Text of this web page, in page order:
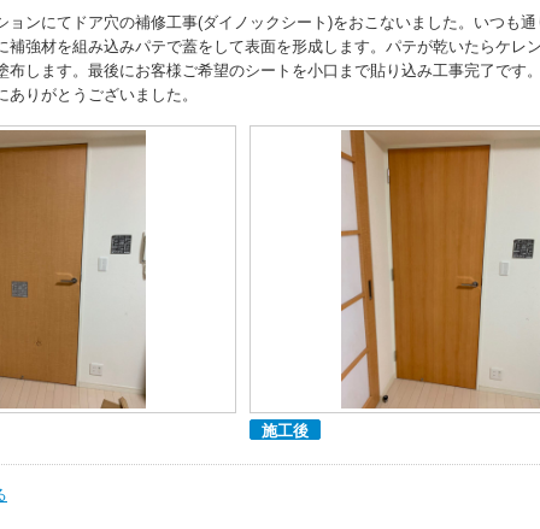
ョンにてドア穴の補修工事(ダイノックシート)をおこないました。いつも通
補強材を組み込みパテで蓋をして表面を形成します。パテが乾いたらケレ
布します。最後にお客様ご希望のシートを小口まで貼り込み工事完了です
りがとうございました。
施工後